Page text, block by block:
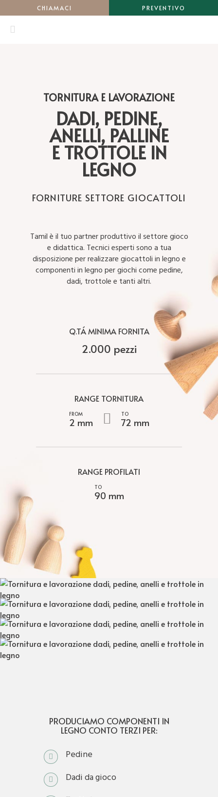
CHIAMACI PREVENTIVO
TORNITURA E LAVORAZIONE
DADI, PEDINE,
ANELLI, PALLINE
E TROTTOLE IN
LEGNO
FORNITURE SETTORE GIOCATTOLI
Tamil è il tuo partner produttivo il settore gioco
e didattica. Tecnici esperti sono a tua
disposizione per realizzare giocattoli in legno e
componenti in legno per giochi come pedine,
dadi, trottole e tanti altri.
Q.TÁ MINIMA FORNITA
2.000 pezzi
RANGE TORNITURA
2 mm 72 mm
RANGE PROFILATI
90 mm
PRODUCIAMO COMPONENTI IN
LEGNO CONTO TERZI PER:
Pedine
Dadi da gioco